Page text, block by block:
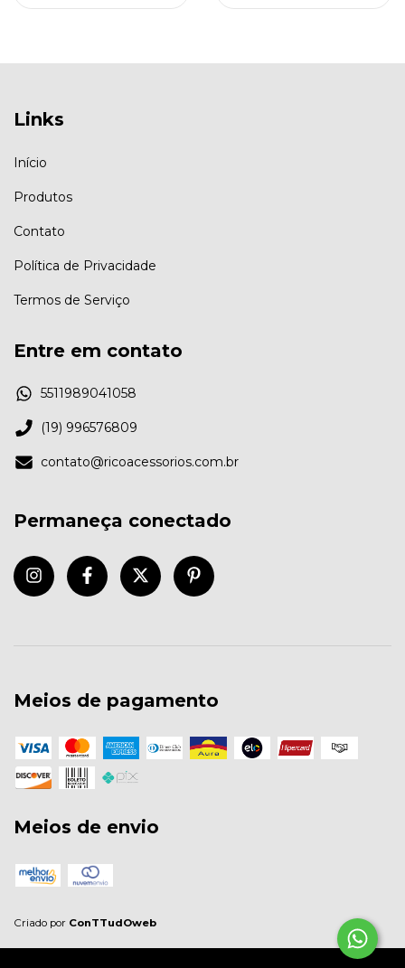
Links
Início
Produtos
Contato
Política de Privacidade
Termos de Serviço
Entre em contato
5511989041058
(19) 996576809
contato@ricoacessorios.com.br
Permaneça conectado
Meios de pagamento
Meios de envio
Criado por ConTTudOweb